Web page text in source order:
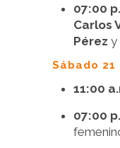
07:00
Carlos
Pérez y
Sábado
11:00
07:00